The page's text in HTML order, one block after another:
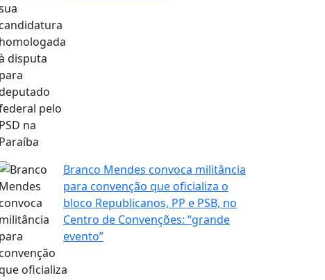
Branco Mendes convoca militância
para convenção que oficializa o
bloco Republicanos, PP e PSB, no
Centro de Convenções: “grande
evento”